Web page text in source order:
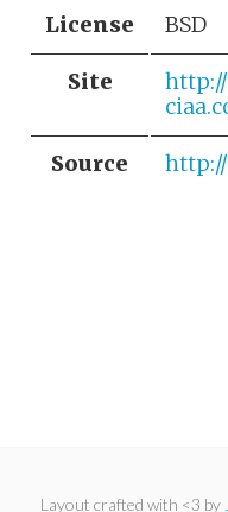
License BSD
Site
Source
Layout crafted with <3 by